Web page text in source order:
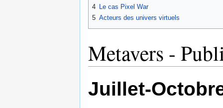
4 Le cas Pixel War
5 Acteurs des univers virtuels
Metavers -
Juillet-